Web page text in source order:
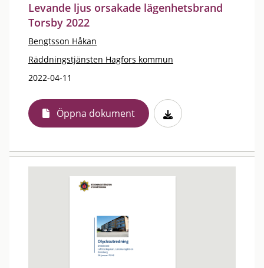
Levande ljus orsakade lägenhetsbrand
Torsby 2022
Bengtsson Håkan
Räddningstjänsten Hagfors kommun
2022-04-11
Öppna dokument